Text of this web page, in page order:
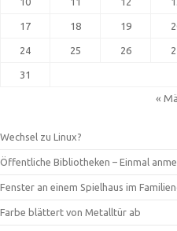
17 18 19
24 25 26
31
«
Wechsel zu Linux?
Öffentliche Bibliotheken – Einmal
Fenster an einem Spielhaus im
Farbe blättert von Metalltür ab